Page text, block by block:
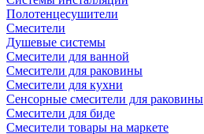
Полотенцесушители
Смесители
Душевые системы
Смесители для ванной
Смесители для раковины
Смесители для кухни
Сенсорные смесители для раковины
Смесители для биде
Смесители товары на маркете